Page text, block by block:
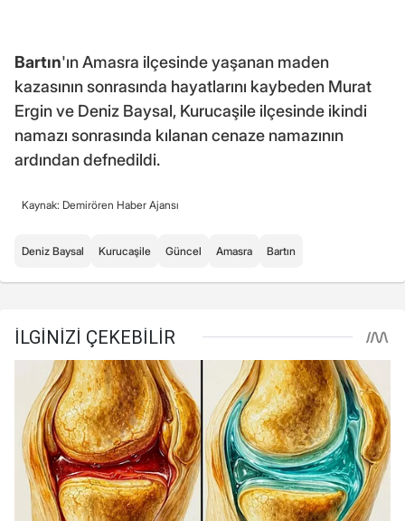
Bartın'ın Amasra ilçesinde yaşanan maden
kazasının sonrasında hayatlarını kaybeden Murat
Ergin ve Deniz Baysal, Kurucaşile ilçesinde ikindi
namazı sonrasında kılanan cenaze namazının
ardından defnedildi.
Kaynak: Demirören Haber Ajansı
Deniz Baysal Kurucaşile Güncel Amasra Bartın